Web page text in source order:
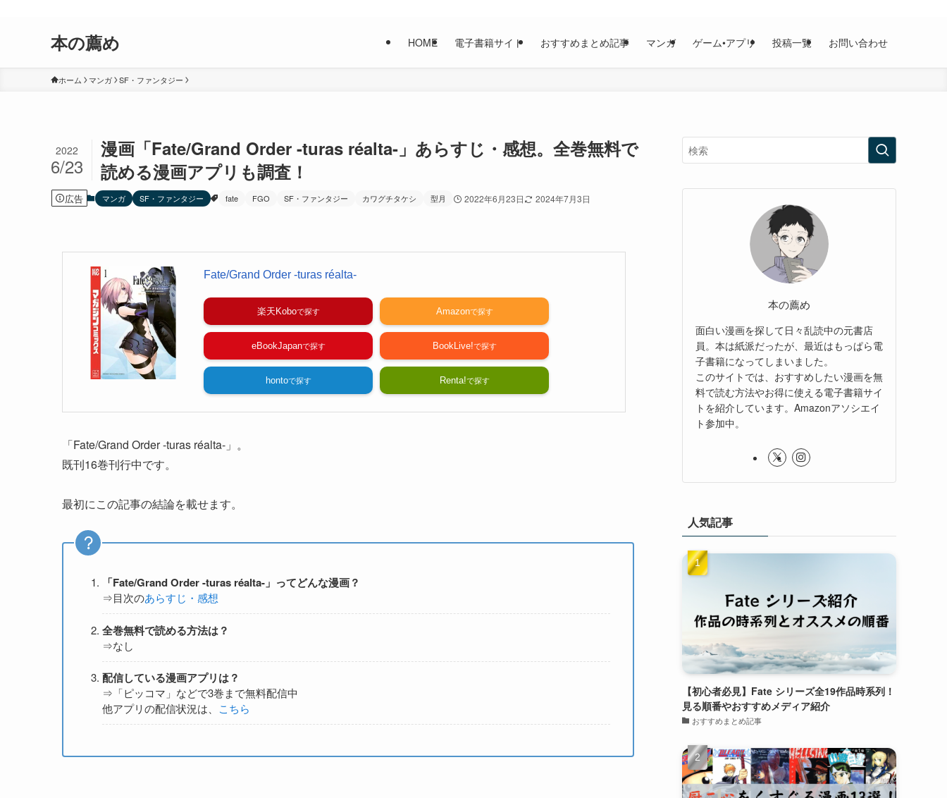
本の薦め HOME 電子書籍サイト おすすめまとめ記事 マンガ ゲーム•アプリ 投稿一覧 お問い合わせ
ホーム マンガ SF・ファンタジー
漫画「Fate/Grand Order -turas réalta-」あらすじ・感想。全巻無料で
読める漫画アプリも調査！
2022
6/23
広告 マンガ SF・ファンタジー fate FGO SF・ファンタジー カワグチタケシ 型月 2022年6月23日 2024年7月3日
Fate/Grand Order -turas réalta-
楽天Kobo Amazon
eBookJapan BookLive!
honto Renta!
「Fate/Grand Order -turas réalta-」。
既刊16巻刊行中です。
最初にこの記事の結論を載せます。
「Fate/Grand Order -turas réalta-」ってどんな漫画？
⇒目次のあらすじ・感想
全巻無料で読める方法は？
⇒なし
配信している漫画アプリは？
⇒「ピッコマ」などで3巻まで無料配信中
他アプリの配信状況は、
こちら
本の薦め
面白い漫画を探して日々乱読中の元書店
員。本は紙派だったが、最近はもっぱら電
子書籍になってしまいました。
このサイトでは、おすすめしたい漫画を無
料で読む方法やお得に使える電子書籍サイ
トを紹介しています。Amazonアソシエイ
ト参加中。
人気記事
【初心者必見】Fate シリーズ全19作品時系列！
見る順番やおすすめメディア紹介
おすすめまとめ記事